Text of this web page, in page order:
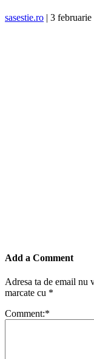
sasestie.ro | 3 februarie
Add a Comment
Adresa ta de email nu
marcate cu *
Comment:*